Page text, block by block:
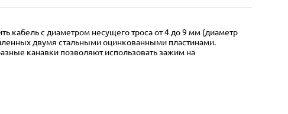
кабель с диаметром несущего троса от 4 до 9 мм (диаметр
двумя стальными оцинкованными пластинами.
канавки позволяют использовать зажим на